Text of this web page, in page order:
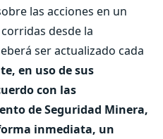
las acciones en un
desde la
ser actualizado cada
en uso de sus
con las
de Seguridad Minera,
inmediata, un